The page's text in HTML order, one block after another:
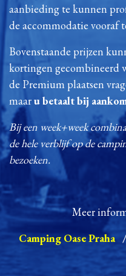
aanbieding te kunnen
de accommodatie vooraf
Bovenstaande prijzen
kortingen gecombineerd
de Premium plaatsen
maaru betaalt bij
Bij een week+week
de hele verblijf op de
bezoeken.
Meer
Camping Oase Praha